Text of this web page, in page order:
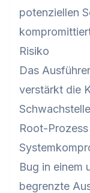
potenziellen
Risiko
Das
verstärkt die
Root-
Bug in einem
begrenzte